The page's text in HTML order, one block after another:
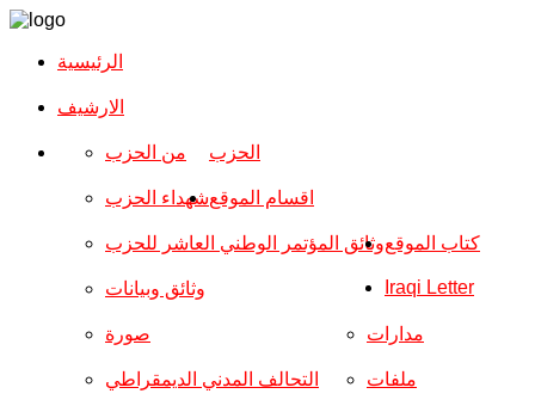
الرئيسية
الارشیف
الحزب من الحزب
شهداء الحزب
وثائق المؤتمر الوطني العاشر للحزب
وثائق وبيانات
اقسام الموقع
صورة
التحالف المدني الديمقراطي
مدارات
ملفات
كتاب الموقع
Iraqi Letter